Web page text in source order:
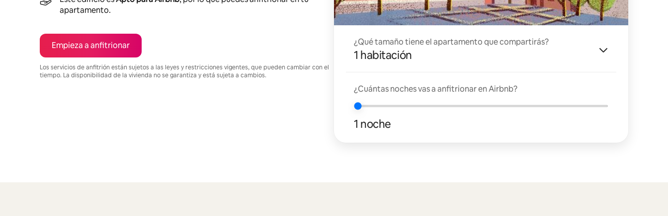
apartamento.
Empieza a anfitrionar
Los servicios de anfitrión están sujetos a las leyes y restricciones vigentes, que pueden cambiar con el
tiempo. La disponibilidad de la vivienda no se garantiza y está sujeta a cambios.
¿Qué tamaño tiene el apartamento que compartirás?
1 habitación
¿Cuántas noches vas a anfitrionar en Airbnb?
1 noche